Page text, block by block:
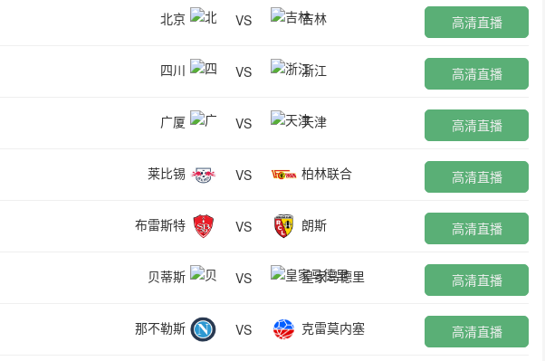
北京 VS 吉林 高清直播
四川 VS 浙江 高清直播
广厦 VS 天津 高清直播
莱比锡 VS 柏林联合 高清直播
布雷斯特 VS 朗斯 高清直播
贝蒂斯 VS 皇家马德里 高清直播
那不勒斯 VS 克雷莫内塞 高清直播